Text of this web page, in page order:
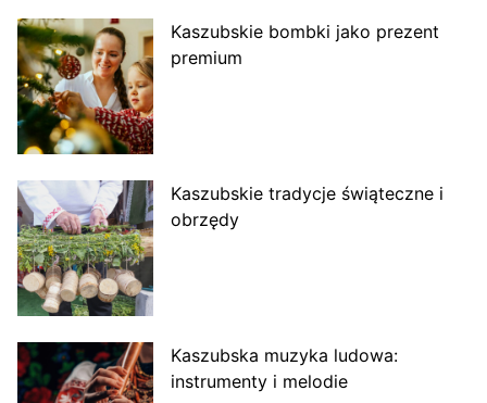
Kaszubskie bombki jako prezent
premium
Kaszubskie tradycje świąteczne i
obrzędy
Kaszubska muzyka ludowa:
instrumenty i melodie